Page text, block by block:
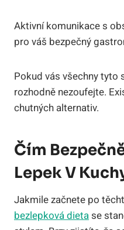
Aktivní komunikace s
pro váš bezpečný
Pokud vás všechny tyto
rozhodně nezoufejte.
chutných alternativ.
Čím
Lepek V
Jakmile začnete po
bezlepková dietase